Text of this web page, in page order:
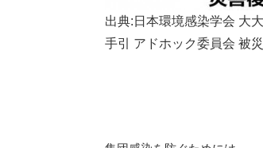
出典:日本環境感染学会 大
⼿引 アドホック委員会 被